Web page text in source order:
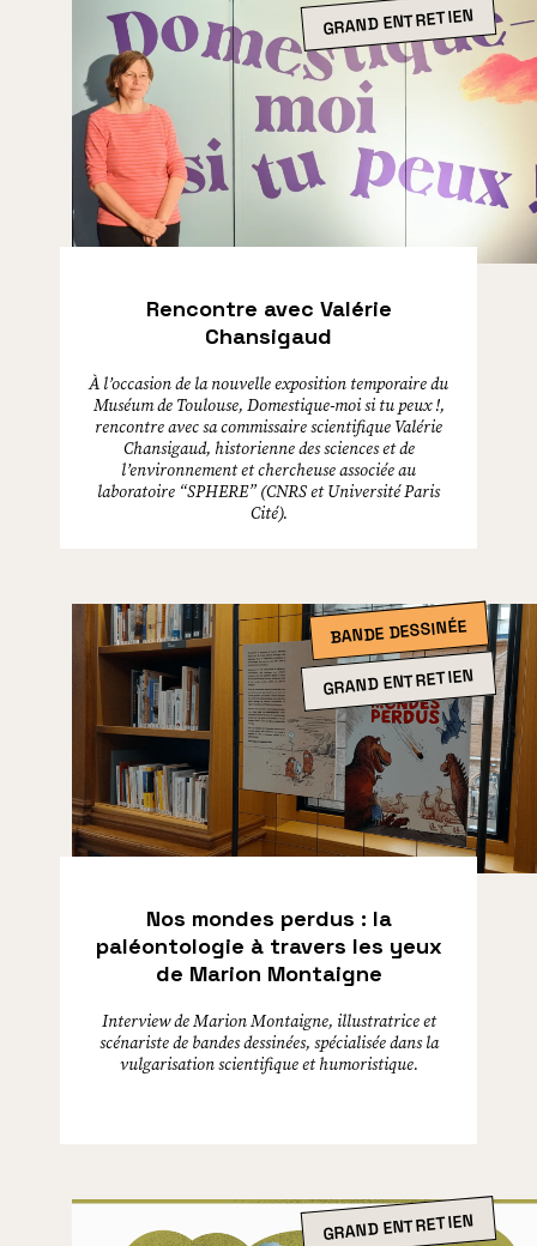
GRAND ENTRETIEN
Rencontre avec Valérie
Chansigaud
À l’occasion de la nouvelle exposition temporaire du
Muséum de Toulouse, Domestique-moi si tu peux !,
rencontre avec sa commissaire scientifique Valérie
Chansigaud, historienne des sciences et de
l’environnement et chercheuse associée au
laboratoire “SPHERE” (CNRS et Université Paris
Cité).
BANDE DESSINÉE
GRAND ENTRETIEN
Nos mondes perdus : la
paléontologie à travers les yeux
de Marion Montaigne
Interview de Marion Montaigne, illustratrice et
scénariste de bandes dessinées, spécialisée dans la
vulgarisation scientifique et humoristique.
GRAND ENTRETIEN